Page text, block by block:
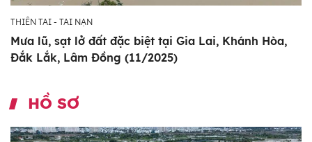
THIÊN TAI - TAI NẠN
Mưa lũ, sạt lở đất đặc biệt tại Gia Lai, Khánh Hòa,
Đắk Lắk, Lâm Đồng (11/2025)
HỒ SƠ